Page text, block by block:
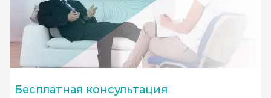
Бесплатная консультация